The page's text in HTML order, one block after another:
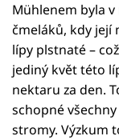
Mühlenem byla
čmeláků, kdy její
lípy plstnaté –
jediný květ této
nektaru za den.
schopné
stromy. Výzkum